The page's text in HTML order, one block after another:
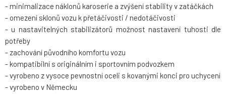
- minimalizace náklonů karoserie a zvýšení stability v zatáčkách
- omezení sklonů vozu k přetáčivosti / nedotáčivosti
- u nastavitelných stabilizátorů možnost nastavení tuhosti dle
potřeby
- zachování původního komfortu vozu
- kompatibilní s originálním i sportovním podvozkem
- vyrobeno z vysoce pevnostní oceli s kovanými konci pro uchycení
- vyrobeno v Německu